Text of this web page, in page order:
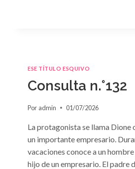
ESE TÍTULO ESQUIVO
Consulta n.°132
Por admin 01/07/2026
La protagonista se llama Dione
un importante empresario.
vacaciones conoce a un
hijo de un empresario. El padre